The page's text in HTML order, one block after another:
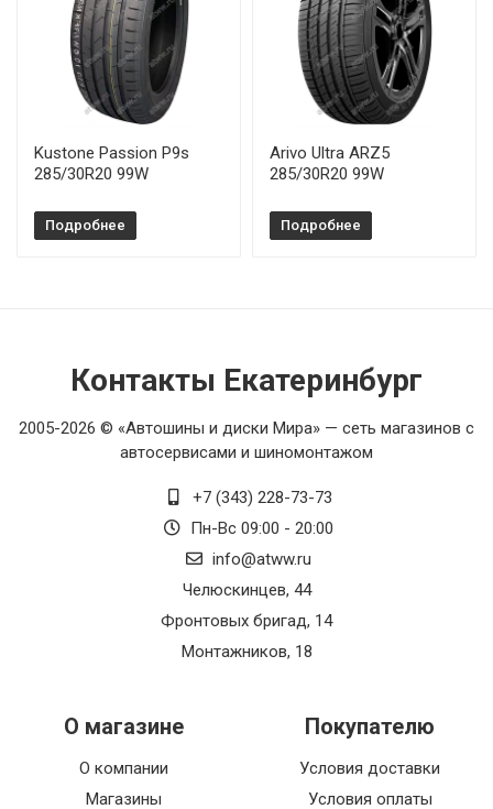
Kustone Passion P9s
285/30R20 99W
Подробнее
Arivo Ultra ARZ5
285/30R20 99W
Подробнее
Контакты Екатеринбург
2005-2026 © «Автошины и диски Мира» — сеть магазинов с
автосервисами и шиномонтажом
+7 (343) 228-73-73
Пн-Вс 09:00 - 20:00
info@atww.ru
Челюскинцев, 44
Фронтовых бригад, 14
Монтажников, 18
О магазине
О компании
Магазины
Покупателю
Условия доставки
Условия оплаты